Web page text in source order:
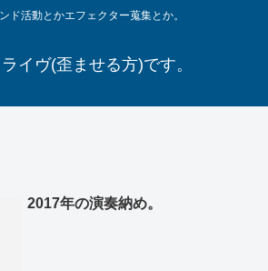
ド活動とかエフェクター蒐集とか。
イヴ(歪ませる方)です。
2017年の演奏納め。